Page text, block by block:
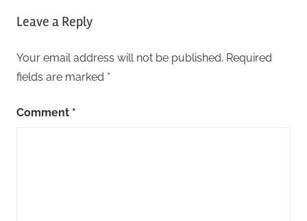
Leave a Reply
Your email address will not be published. Required
fields are marked *
Comment *